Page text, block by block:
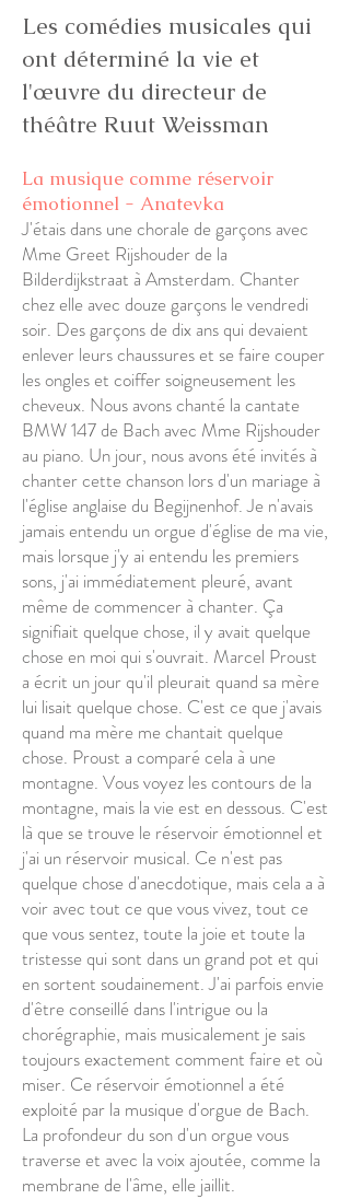
Les comédies musicales qui
ont déterminé la vie et
l'œuvre du directeur de
théâtre Ruut Weissman
La musique comme réservoir
émotionnel - Anatevka
J'étais dans une chorale de garçons avec
Mme Greet Rijshouder de la
Bilderdijkstraat à Amsterdam. Chanter
chez elle avec douze garçons le vendredi
soir. Des garçons de dix ans qui devaient
enlever leurs chaussures et se faire couper
les ongles et coiffer soigneusement les
cheveux. Nous avons chanté la cantate
BMW 147 de Bach avec Mme Rijshouder
au piano. Un jour, nous avons été invités à
chanter cette chanson lors d'un mariage à
l'église anglaise du Begijnenhof. Je n'avais
jamais entendu un orgue d'église de ma vie,
mais lorsque j'y ai entendu les premiers
sons, j'ai immédiatement pleuré, avant
même de commencer à chanter. Ça
signifiait quelque chose, il y avait quelque
chose en moi qui s'ouvrait. Marcel Proust
a écrit un jour qu'il pleurait quand sa mère
lui lisait quelque chose. C'est ce que j'avais
quand ma mère me chantait quelque
chose. Proust a comparé cela à une
montagne. Vous voyez les contours de la
montagne, mais la vie est en dessous. C'est
là que se trouve le réservoir émotionnel et
j'ai un réservoir musical. Ce n'est pas
quelque chose d'anecdotique, mais cela a à
voir avec tout ce que vous vivez, tout ce
que vous sentez, toute la joie et toute la
tristesse qui sont dans un grand pot et qui
en sortent soudainement. J'ai parfois envie
d'être conseillé dans l'intrigue ou la
chorégraphie, mais musicalement je sais
toujours exactement comment faire et où
miser. Ce réservoir émotionnel a été
exploité par la musique d'orgue de Bach.
La profondeur du son d'un orgue vous
traverse et avec la voix ajoutée, comme la
membrane de l'âme, elle jaillit.